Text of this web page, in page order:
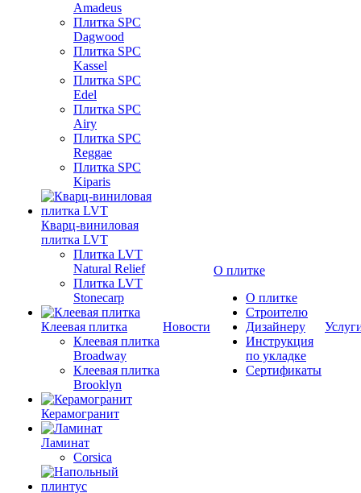
Amadeus
Плитка SPC
Dagwood
Плитка SPC
Kassel
Плитка SPC
Edel
Плитка SPC
Airy
Плитка SPC
Reggae
Плитка SPC
Kiparis
Кварц-виниловая
плитка LVT
Плитка LVT
Natural Relief
Плитка LVT
Stonecarp
Клеевая плитка
Клеевая плитка
Broadway
Клеевая плитка
Brooklyn
Керамогранит
Ламинат
Corsica
Новости
О плитке
О плитке
Строителю
Дизайнеру
Инструкция
по укладке
Сертификаты